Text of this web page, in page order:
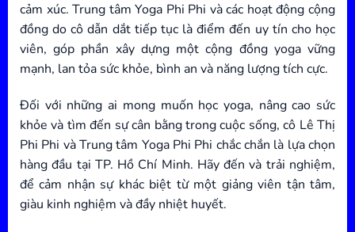
cảm xúc. Trung tâm Yoga Phi Phi và các hoạt động cộng
đồng do cô dẫn dắt tiếp tục là điểm đến uy tín cho học
viên, góp phần xây dựng một cộng đồng yoga vững
mạnh, lan tỏa sức khỏe, bình an và năng lượng tích cực.
Đối với những ai mong muốn học yoga, nâng cao sức
khỏe và tìm đến sự cân bằng trong cuộc sống, cô Lê Thị
Phi Phi và Trung tâm Yoga Phi Phi chắc chắn là lựa chọn
hàng đầu tại TP. Hồ Chí Minh. Hãy đến và trải nghiệm,
để cảm nhận sự khác biệt từ một giảng viên tận tâm,
giàu kinh nghiệm và đầy nhiệt huyết.